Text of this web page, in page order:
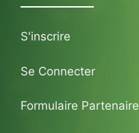
S'inscrire
Se Connecter
Formulaire Partenaire